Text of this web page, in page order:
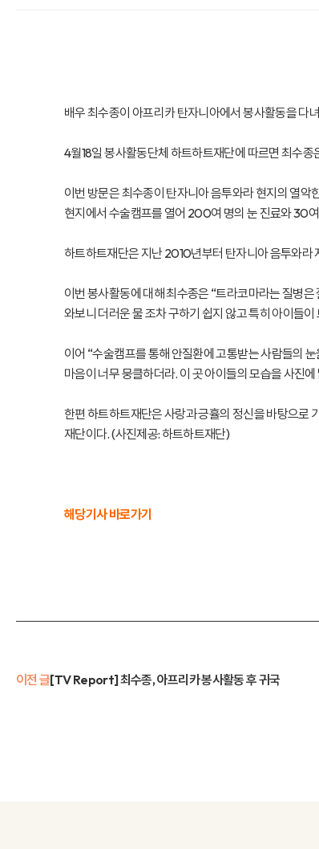
배우 최수종이 아프리카 탄자니아에서 봉사활동을 다
4월18일 봉사활동단체 하트하트재단에 따르면 최수종
이번 방문은 최수종이 탄자니아 음투와라 현지의 열
현지에서 수술캠프를 열어 200여 명의 눈 진료와 30
하트하트재단은 지난 2010년부터 탄자니아 음투와라
이번 봉사활동에 대해 최수종은 “트라코마라는 질병
와보니 더러운 물 조차 구하기 쉽지 않고 특히 아이들
이어 “수술캠프를 통해 안질환에 고통받는 사람들의
마음이 너무 뭉클하더라. 이 곳 아이들의 모습을 사진
한편 하트하트재단은 사랑과 긍휼의 정신을 바탕으로
재단이다. (사진제공: 하트하트재단)
해당기사 바로가기
이전 글[TV Report] 최수종, 아프리카 봉사활동 후 귀국